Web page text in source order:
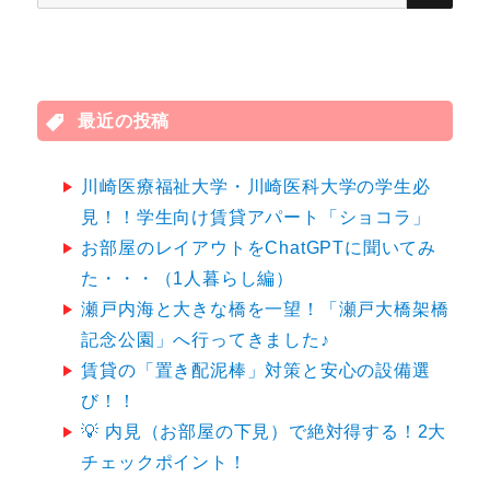
索
最近の投稿
川崎医療福祉大学・川崎医科大学の学生必
見！！学生向け賃貸アパート「ショコラ」
お部屋のレイアウトをChatGPTに聞いてみ
た・・・（1人暮らし編）
瀬戸内海と大きな橋を一望！「瀬戸大橋架橋
記念公園」へ行ってきました♪
賃貸の「置き配泥棒」対策と安心の設備選
び！！
💡 内見（お部屋の下見）で絶対得する！2大
チェックポイント！